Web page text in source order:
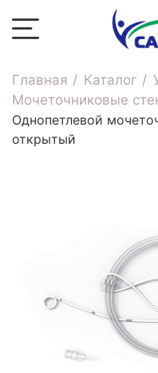
Главная Каталог
Мочеточниковые
Однопетлевой
открытый